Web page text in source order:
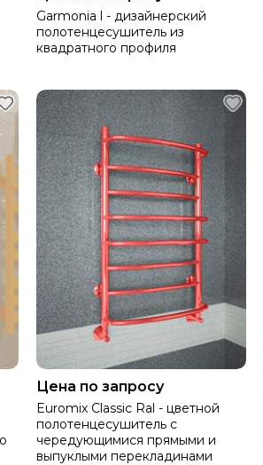
Garmonia l - дизайнерский
полотенцесушитель из
квадратного профиля
Цена по запросу
Euromix Classic Ral - цветной
полотенцесушитель c
чередующимися прямыми и
выпуклыми перекладинами